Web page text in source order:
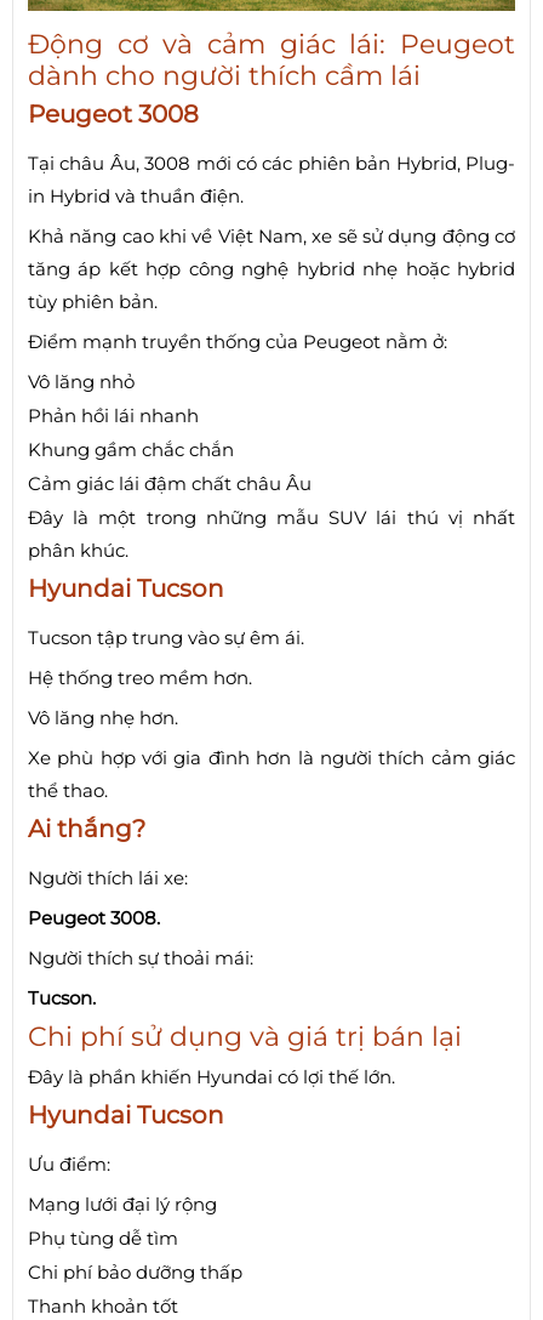
Động cơ và cảm giác lái: Peugeot
dành cho người thích cầm lái
Peugeot 3008
Tại châu Âu, 3008 mới có các phiên bản Hybrid, Plug-
in Hybrid và thuần điện.
Khả năng cao khi về Việt Nam, xe sẽ sử dụng động cơ
tăng áp kết hợp công nghệ hybrid nhẹ hoặc hybrid
tùy phiên bản.
Điểm mạnh truyền thống của Peugeot nằm ở:
Vô lăng nhỏ
Phản hồi lái nhanh
Khung gầm chắc chắn
Cảm giác lái đậm chất châu Âu
Đây là một trong những mẫu SUV lái thú vị nhất
phân khúc.
Hyundai Tucson
Tucson tập trung vào sự êm ái.
Hệ thống treo mềm hơn.
Vô lăng nhẹ hơn.
Xe phù hợp với gia đình hơn là người thích cảm giác
thể thao.
Ai thắng?
Người thích lái xe:
Peugeot 3008.
Người thích sự thoải mái:
Tucson.
Chi phí sử dụng và giá trị bán lại
Đây là phần khiến Hyundai có lợi thế lớn.
Hyundai Tucson
Ưu điểm:
Mạng lưới đại lý rộng
Phụ tùng dễ tìm
Chi phí bảo dưỡng thấp
Thanh khoản tốt